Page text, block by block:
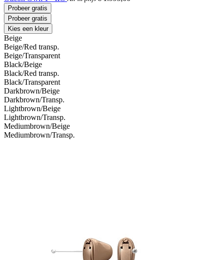
Probeer gratis
Probeer gratis
Kies een kleur
Beige
Beige/Red transp.
Beige/Transparent
Black/Beige
Black/Red transp.
Black/Transparent
Darkbrown/Beige
Darkbrown/Transp.
Lightbrown/Beige
Lightbrown/Transp.
Mediumbrown/Beige
Mediumbrown/Transp.